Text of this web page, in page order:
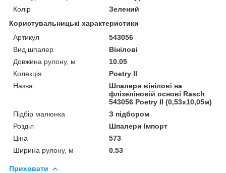
Колір
Зелений
Користувальницькі характеристики
Артикул
543056
Вид шпалер
Вінілові
Довжина рулону, м
10.05
Колекція
Poetry II
Назва
Шпалери вінілові на
флізеліновій основі Rasch
543056 Poetry II (0,53х10,05м)
Підбір малюнка
З підбором
Розділ
Шпалери Імпорт
Ціна
573
Ширина рулону, м
0.53
Приховати